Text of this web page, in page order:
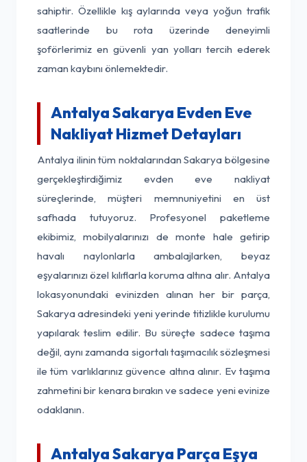
sahiptir. Özellikle kış aylarında veya yoğun trafik
saatlerinde bu rota üzerinde deneyimli
şoförlerimiz en güvenli yan yolları tercih ederek
zaman kaybını önlemektedir.
Antalya Sakarya Evden Eve
Nakliyat Hizmet Detayları
Antalya ilinin tüm noktalarından Sakarya bölgesine
gerçekleştirdiğimiz evden eve nakliyat
süreçlerinde, müşteri memnuniyetini en üst
safhada tutuyoruz. Profesyonel paketleme
ekibimiz, mobilyalarınızı de monte hale getirip
havalı naylonlarla ambalajlarken, beyaz
eşyalarınızı özel kılıflarla koruma altına alır. Antalya
lokasyonundaki evinizden alınan her bir parça,
Sakarya adresindeki yeni yerinde titizlikle kurulumu
yapılarak teslim edilir. Bu süreçte sadece taşıma
değil, aynı zamanda sigortalı taşımacılık sözleşmesi
ile tüm varlıklarınız güvence altına alınır. Ev taşıma
zahmetini bir kenara bırakın ve sadece yeni evinize
odaklanın.
Antalya Sakarya Parça Eşya